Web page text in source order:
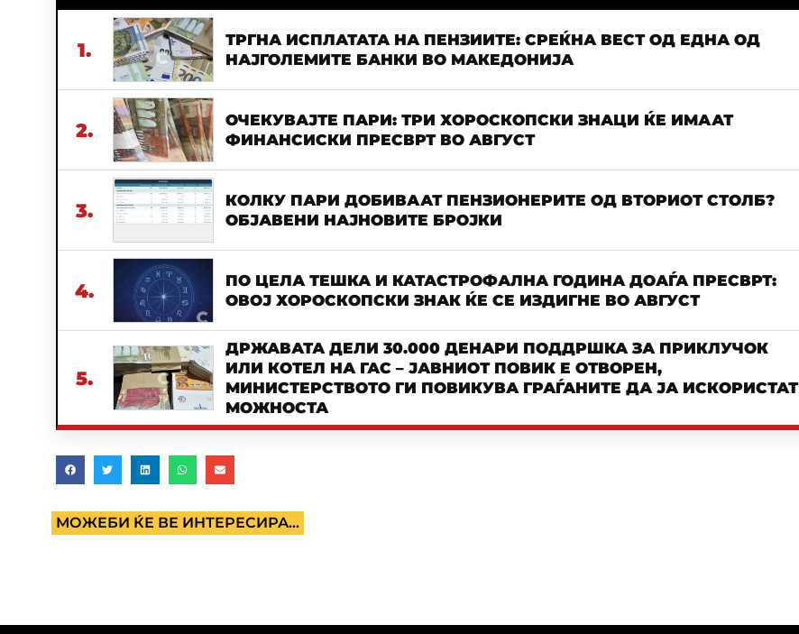
1.
ТРГНА ИСПЛАТАТА НА ПЕНЗИИТЕ: СРЕЌНА ВЕСТ ОД ЕДНА ОД
НАЈГОЛЕМИТЕ БАНКИ ВО МАКЕДОНИЈА
2.
ОЧЕКУВАЈТЕ ПАРИ: ТРИ ХОРОСКОПСКИ ЗНАЦИ ЌЕ ИМААТ
ФИНАНСИСКИ ПРЕСВРТ ВО АВГУСТ
3.
КОЛКУ ПАРИ ДОБИВААТ ПЕНЗИОНЕРИТЕ ОД ВТОРИОТ СТОЛБ?
ОБЈАВЕНИ НАЈНОВИТЕ БРОЈКИ
4.
ПО ЦЕЛА ТЕШКА И КАТАСТРОФАЛНА ГОДИНА ДОАЃА ПРЕСВРТ:
ОВОЈ ХОРОСКОПСКИ ЗНАК ЌЕ СЕ ИЗДИГНЕ ВО АВГУСТ
5.
ДРЖАВАТА ДЕЛИ 30.000 ДЕНАРИ ПОДДРШКА ЗА ПРИКЛУЧОК
ИЛИ КОТЕЛ НА ГАС – ЈАВНИОТ ПОВИК Е ОТВОРЕН,
МИНИСТЕРСТВОТО ГИ ПОВИКУВА ГРАЃАНИТЕ ДА ЈА ИСКОРИСТАТ
МОЖНОСТА
МОЖЕБИ ЌЕ ВЕ ИНТЕРЕСИРА...